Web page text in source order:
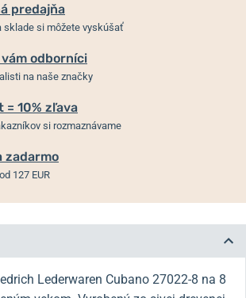
predajňa
sklade si môžete vyskúšať
odborníci
na naše značky
= 10% zľava
si rozmaznávame
zadarmo
127 EUR
Lederwaren Cubano 27022-8 na 8